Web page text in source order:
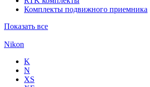
Комплекты подвижного приемника
Показать все
Nikon
K
N
XS